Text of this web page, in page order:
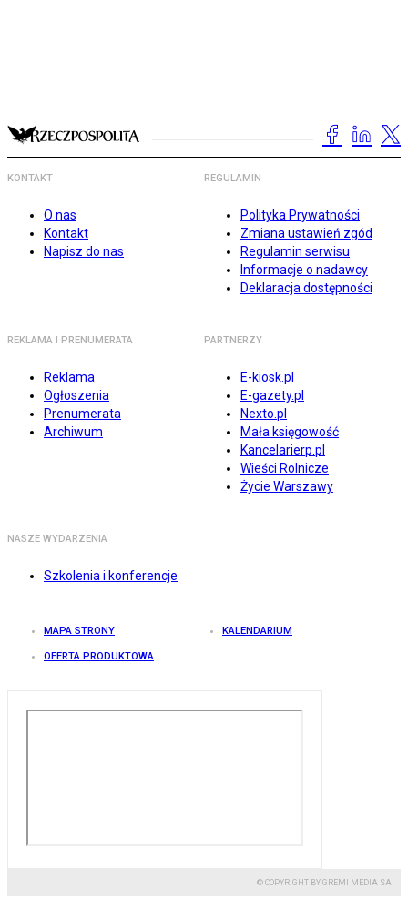
KONTAKT
O nas
Kontakt
Napisz do nas
REGULAMIN
Polityka Prywatności
Zmiana ustawień zgód
Regulamin serwisu
Informacje o nadawcy
Deklaracja dostępności
REKLAMA I PRENUMERATA
Reklama
Ogłoszenia
Prenumerata
Archiwum
PARTNERZY
E-kiosk.pl
E-gazety.pl
Nexto.pl
Mała księgowość
Kancelarierp.pl
Wieści Rolnicze
Życie Warszawy
NASZE WYDARZENIA
Szkolenia i konferencje
MAPA STRONY KALENDARIUM
OFERTA PRODUKTOWA
© COPYRIGHT BY GREMI MEDIA SA